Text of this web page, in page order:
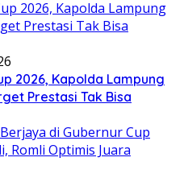
2026, Kapolda Lampung
Prestasi Tak Bisa